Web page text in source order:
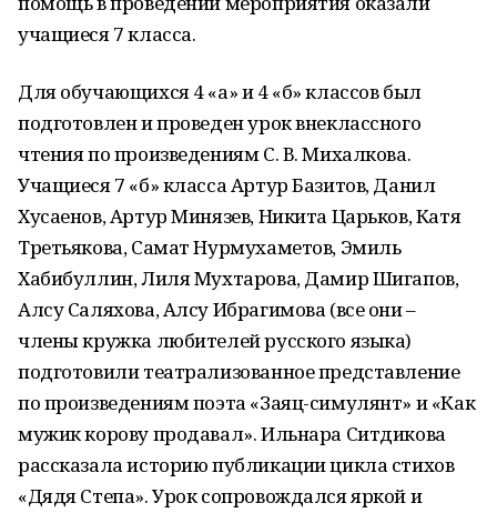
учащиеся 7 класса.
Для обучающихся 4 «а» и 4 «б» классов был
подготовлен и проведен урок внеклассного
чтения по произведениям С. В. Михалкова.
Учащиеся 7 «б» класса Артур Базитов, Данил
Хусаенов, Артур Минязев, Никита Царьков, Катя
Третьякова, Самат Нурмухаметов, Эмиль
Хабибуллин, Лиля Мухтарова, Дамир Шигапов,
Алсу Саляхова, Алсу Ибрагимова (все они –
члены кружка любителей русского языка)
подготовили театрализованное представление
по произведениям поэта «Заяц-симулянт» и «Как
мужик корову продавал». Ильнара Ситдикова
рассказала историю публикации цикла стихов
«Дядя Степа». Урок сопровождался яркой и